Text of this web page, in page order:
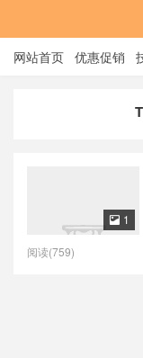
网站首页 优惠促销
 1
阅读(759)